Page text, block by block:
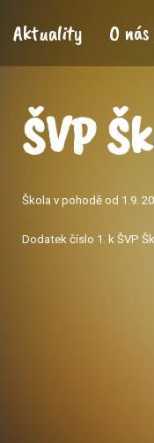
Aktuality O nás
ŠVP
Škola v pohodě od 1.9.
Dodatek číslo 1. k ŠVP